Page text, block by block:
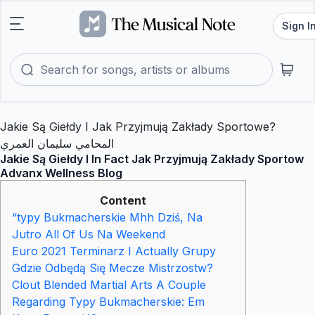
Sign
Jakie Są Giełdy I Jak Przyjmują Zakłady Sportowe?
المحامي سليمان العمري
Jakie Są Giełdy I In Fact Jak Przyjmują Zakłady Sportow
Advanx Wellness Blog
Content
“typy Bukmacherskie Mhh Dziś, Na
Jutro All Of Us Na Weekend
Euro 2021 Terminarz I Actually Grupy
Gdzie Odbędą Się Mecze Mistrzostw?
Clout Blended Martial Arts A Couple
Regarding Typy Bukmacherskie: Em